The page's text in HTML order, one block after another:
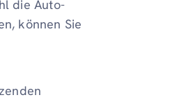
die Auto-
können Sie